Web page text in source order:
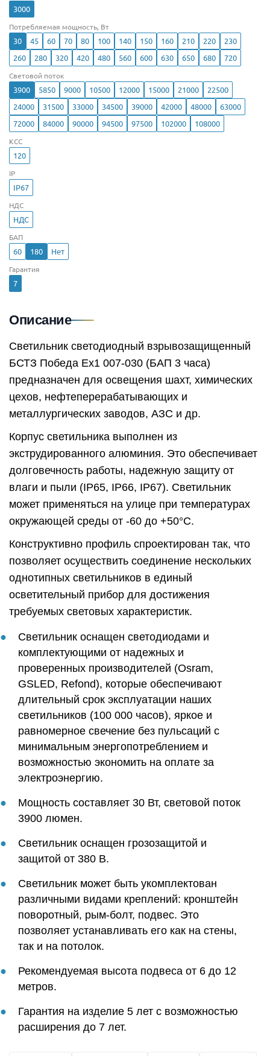
3000
Потребляемая мощность, Вт
30 45 60 70 80 100 140 150 160 210 220
230
260
280 320 420 480 560 600 630 650 680 720
Световой поток
3900 5850 9000 10500 12000 15000 21000
22500
24000
31500 33000 34500 39000 42000 48000
63000
72000
84000 90000 94500 97500 102000 108000
КСС
120
IP
IP67
НДС
НДС
БАП
60 180 Нет
Гарантия
7
Описание
Светильник светодиодный взрывозащищенный
БСТЗ Победа Ex1 007-030 (БАП 3 часа)
предназначен для освещения шахт, химических
цехов, нефтеперерабатывающих и
металлургических заводов, АЗС и др.
Корпус светильника выполнен из
экструдированного алюминия. Это обеспечивает
долговечность работы, надежную защиту от
влаги и пыли (IP65, IP66, IP67). Светильник
может применяться на улице при температурах
окружающей среды от -60 до +50°C.
Конструктивно профиль спроектирован так, что
позволяет осуществить соединение нескольких
однотипных светильников в единый
осветительный прибор для достижения
требуемых световых характеристик.
Светильник оснащен светодиодами и
комплектующими от надежных и
проверенных производителей (Osram,
GSLED, Refond), которые обеспечивают
длительный срок эксплуатации наших
светильников (100 000 часов), яркое и
равномерное свечение без пульсаций с
минимальным энергопотреблением и
возможностью экономить на оплате за
электроэнергию.
Мощность составляет 30 Вт, световой поток
3900 люмен.
Светильник оснащен грозозащитой и
защитой от 380 В.
Светильник может быть укомплектован
различными видами креплений: кронштейн
поворотный, рым-болт, подвес. Это
позволяет устанавливать его как на стены,
так и на потолок.
Рекомендуемая высота подвеса от 6 до 12
метров.
Гарантия на изделие 5 лет с возможностью
расширения до 7 лет.